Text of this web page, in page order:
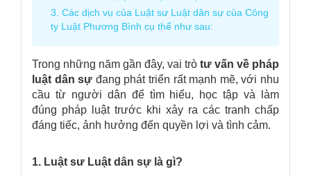
3. Các dịch vụ của Luật sư Luật dân sự của Công
ty Luật Phương Bình cụ thể như sau:
Trong những năm gần đây, vai trò tư vấn về pháp
luật dân sự đang phát triển rất mạnh mẽ, với nhu
cầu từ người dân để tìm hiểu, học tập và làm
đúng pháp luật trước khi xảy ra các tranh chấp
đáng tiếc, ảnh hưởng đến quyền lợi và tình cảm.
1. Luật sư Luật dân sự là gì?